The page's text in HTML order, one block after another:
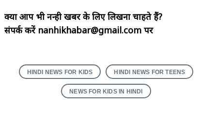
क्या आप भी नन्ही खबर के लिए लिखना चाहते हैं?
संपर्क करें nanhikhabar@gmail.com पर
HINDI NEWS FOR KIDS HINDI NEWS FOR TEENS
NEWS FOR KIDS IN HINDI